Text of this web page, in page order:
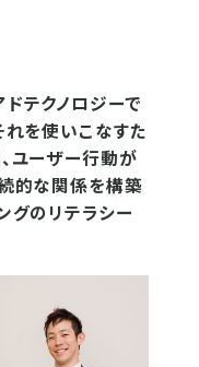
テクノロジーで
れを使いこなすた
ユーザー行動が
的な関係を構築
グのリテラシー